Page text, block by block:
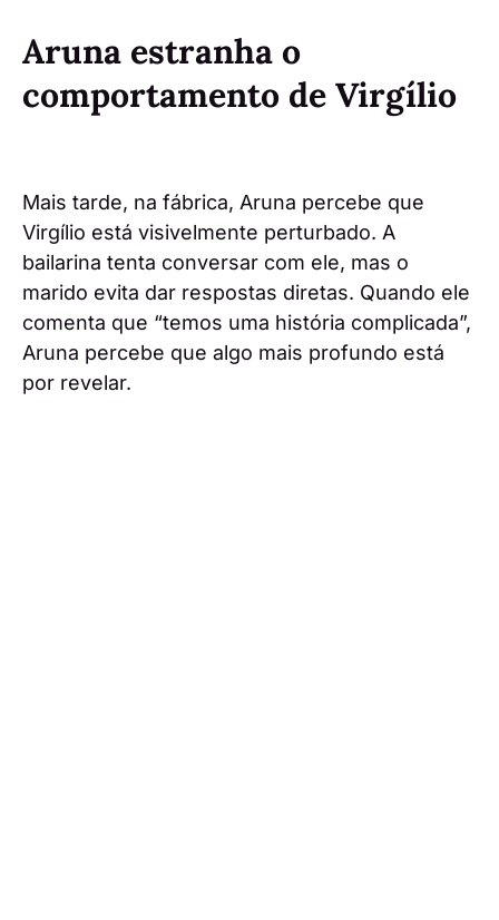
Aruna estranha o
comportamento de Virgílio
Mais tarde, na fábrica, Aruna percebe que
Virgílio está visivelmente perturbado. A
bailarina tenta conversar com ele, mas o
marido evita dar respostas diretas. Quando ele
comenta que “temos uma história complicada”,
Aruna percebe que algo mais profundo está
por revelar.